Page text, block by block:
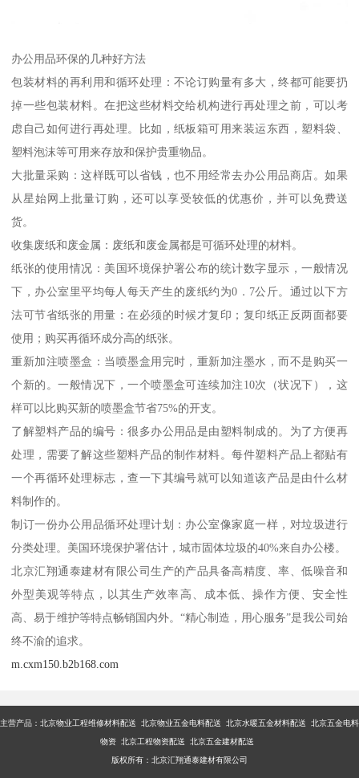
办公用品环保的几种好方法
包装材料的再利用和循环处理：不论订购量有多大，终都可能要扔
掉一些包装材料。在把这些材料交给机构进行再处理之前，可以考
虑自己如何进行再处理。比如，纸板箱可用来装运东西，塑料袋、
塑料泡沫等可用来存放和保护贵重物品。
大批量采购：这样既可以省钱，也不用经常去办公用品商店。如果
从星始网上批量订购，还可以享受较低的优惠价，并可以免费送
货。
收集废纸和废金属：废纸和废金属都是可循环处理的材料。
纸张的使用情况：美国环境保护署公布的统计数字显示，一般情况
下，办公室里平均每人每天产生的废纸约为0．7公斤。通过以下方
法可节省纸张的用量：在必须的时候才复印；复印纸正反两面都要
使用；购买再循环成分高的纸张。
重新加注喷墨盒：当喷墨盒用完时，重新加注墨水，而不是购买一
个新的。一般情况下，一个喷墨盒可连续加注10次（状况下），这
样可以比购买新的喷墨盒节省75%的开支。
了解塑料产品的编号：很多办公用品是由塑料制成的。为了方便再
处理，需要了解这些塑料产品的制作材料。每件塑料产品上都贴有
一个再循环处理标志，查一下其编号就可以知道该产品是由什么材
料制作的。
制订一份办公用品循环处理计划：办公室像家庭一样，对垃圾进行
分类处理。美国环境保护署估计，城市固体垃圾的40%来自办公楼。
北京汇翔通泰建材有限公司生产的产品具备高精度、率、低噪音和
外型美观等特点，以其生产效率高、成本低、操作方便、安全性
高、易于维护等特点畅销国内外。“精心制造，用心服务”是我公司始
终不渝的追求。
m.cxm150.b2b168.com
主营产品： 北京物业工程维修材料配送 北京物业五金电料配送 北京水暖五金材料配送 北京五金电料
物资 北京工程物资配送 北京五金建材配送
版权所有：北京汇翔通泰建材有限公司